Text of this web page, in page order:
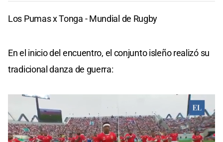
Los Pumas x Tonga - Mundial de Rugby
En el inicio del encuentro, el conjunto isleño realizó su
tradicional danza de guerra: